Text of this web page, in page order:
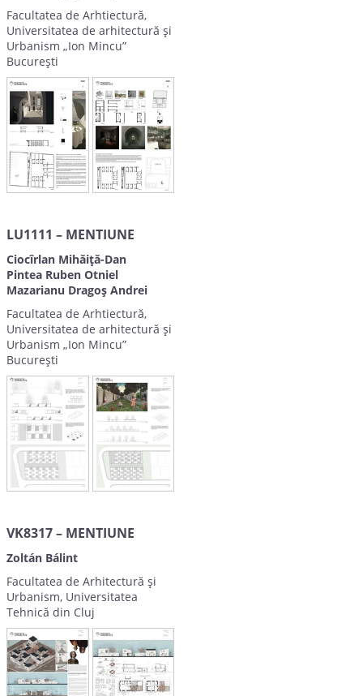
Facultatea de Arhtiectură,
Universitatea de arhitectură și
Urbanism „Ion Mincu”
București
LU1111 – MENTIUNE
Ciocîrlan Mihăiță-Dan
Pintea Ruben Otniel
Mazarianu Dragoș Andrei
Facultatea de Arhtiectură,
Universitatea de arhitectură și
Urbanism „Ion Mincu”
București
VK8317 – MENTIUNE
Zoltán Bálint
Facultatea de Arhitectură și
Urbanism, Universitatea
Tehnică din Cluj